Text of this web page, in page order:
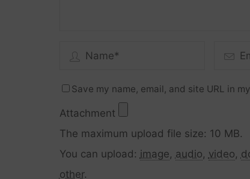
Save my name, email, and site URL in
Attachment
The maximum upload file size: 10 MB.
You can upload: image, audio, video,
other.